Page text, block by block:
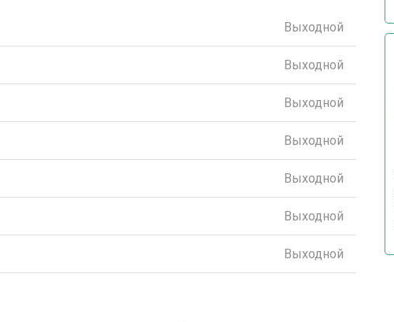
Выходной
Выходной
Выходной
Выходной
Выходной
Выходной
Выходной